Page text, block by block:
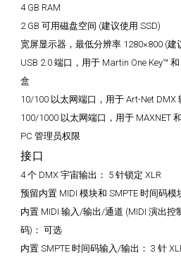
4 GB RAM
2 GB 可用磁盘空间 (建议使用 SSD)
宽屏显示器，最低分辨率 1280×800 (建
USB 2.0 端口，用于 Martin One Key™
盒
10/100 以太网端口，用于 Art-Net DMX
100/1000 以太网端口，用于 MAXNET
PC 管理员权限
接口
4 个 DMX 宇宙输出： 5 针锁定 XLR
预留内置 MIDI 模块和 SMPTE 时间码模
内置 MIDI 输入/输出/通道 (MIDI 演出控
码)： 可选
内置 SMPTE 时间码输入/输出： 3 针